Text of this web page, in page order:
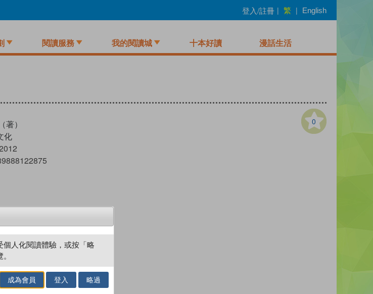
登入/註冊 | 繁 | English
閱讀服務 我的閱讀城 十本好讀 漫話生活
0
著）
化
個人化閱讀體驗，或按「略
成為會員 登入 略過